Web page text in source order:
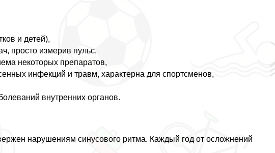
и детей),
просто измерив пульс,
некоторых препаратов,
инфекций и травм, хаpaктерна для спортсменов,
внутренних органов.
нарушениям синусового ритма. Каждый год от осложнений